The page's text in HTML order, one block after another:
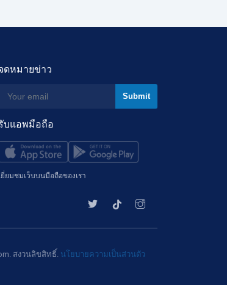
ดหมายข่าว
บแอพมือถือ
ยี่ยมชมเว็บบนมือถือของเรา
สงวนลิขสิทธิ์. นโยบายความเป็นส่วนตัว